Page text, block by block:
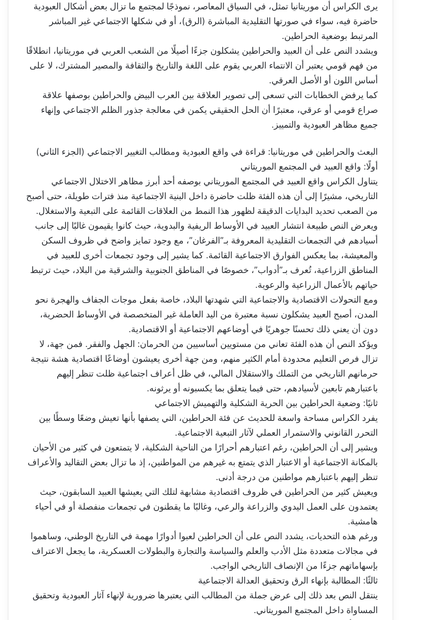
يرى الكراس أن موريتانيا تمثل، في السياق المعاصر، نموذجًا لمجتمع ما تزال بعض أشكال العبودية
حاضرة فيه، سواء في صورتها التقليدية المباشرة (الرق)، أو في شكلها الاجتماعي غير المباشر
المرتبط بوضعية الحراطين.
ويشدد النص على أن العبيد والحراطين يشكلون جزءًا أصيلًا من الشعب العربي في موريتانيا، انطلاقًا
من فهم قومي يعتبر أن الانتماء العربي يقوم على اللغة والتاريخ والثقافة والمصير المشترك، لا على
أساس اللون أو الأصل العرقي.
كما يرفض الخطابات التي تسعى إلى تصوير العلاقة بين العرب البيض والحراطين بوصفها علاقة
صراع قومي أو عرقي، معتبرًا أن الحل الحقيقي يكمن في معالجة جذور الظلم الاجتماعي وإنهاء
جميع مظاهر العبودية والتمييز.
البعث والحراطين في موريتانيا: قراءة في واقع العبودية ومطالب التغيير الاجتماعي (الجزء الثاني)
أولًا: واقع العبيد في المجتمع الموريتاني
يتناول الكراس واقع العبيد في المجتمع الموريتاني بوصفه أحد أبرز مظاهر الاختلال الاجتماعي
التاريخي، مشيرًا إلى أن هذه الفئة ظلت حاضرة داخل البنية الاجتماعية منذ فترات طويلة، حتى أصبح
من الصعب تحديد البدايات الدقيقة لظهور هذا النمط من العلاقات القائمة على التبعية والاستغلال.
ويعرض النص طبيعة انتشار العبيد في الأوساط الريفية والبدوية، حيث كانوا يقيمون غالبًا إلى جانب
أسيادهم في التجمعات التقليدية المعروفة بـ”الفرغان”، مع وجود تمايز واضح في ظروف السكن
والمعيشة، بما يعكس الفوارق الاجتماعية القائمة. كما يشير إلى وجود تجمعات أخرى للعبيد في
المناطق الزراعية، تُعرف بـ”أدواب”، خصوصًا في المناطق الجنوبية والشرقية من البلاد، حيث ترتبط
حياتهم بالأعمال الزراعية والرعوية.
ومع التحولات الاقتصادية والاجتماعية التي شهدتها البلاد، خاصة بفعل موجات الجفاف والهجرة نحو
المدن، أصبح العبيد يشكلون نسبة معتبرة من اليد العاملة غير المتخصصة في الأوساط الحضرية،
دون أن يعني ذلك تحسنًا جوهريًا في أوضاعهم الاجتماعية أو الاقتصادية.
ويؤكد النص أن هذه الفئة تعاني من مستويين أساسيين من الحرمان: الجهل والفقر. فمن جهة، لا
تزال فرص التعليم محدودة أمام الكثير منهم، ومن جهة أخرى يعيشون أوضاعًا اقتصادية هشة نتيجة
حرمانهم التاريخي من التملك والاستقلال المالي، في ظل أعراف اجتماعية ظلت تنظر إليهم
باعتبارهم تابعين لأسيادهم، حتى فيما يتعلق بما يكسبونه أو يرثونه.
ثانيًا: وضعية الحراطين بين الحرية الشكلية والتهميش الاجتماعي
يفرد الكراس مساحة واسعة للحديث عن فئة الحراطين، التي يصفها بأنها تعيش وضعًا وسطًا بين
التحرر القانوني والاستمرار العملي لآثار التبعية الاجتماعية.
ويشير إلى أن الحراطين، رغم اعتبارهم أحرارًا من الناحية الشكلية، لا يتمتعون في كثير من الأحيان
بالمكانة الاجتماعية أو الاعتبار الذي يتمتع به غيرهم من المواطنين، إذ ما تزال بعض التقاليد والأعراف
تنظر إليهم باعتبارهم مواطنين من درجة أدنى.
ويعيش كثير من الحراطين في ظروف اقتصادية مشابهة لتلك التي يعيشها العبيد السابقون، حيث
يعتمدون على العمل اليدوي والزراعة والرعي، وغالبًا ما يقطنون في تجمعات منفصلة أو في أحياء
هامشية.
ورغم هذه التحديات، يشدد النص على أن الحراطين لعبوا أدوارًا مهمة في التاريخ الوطني، وساهموا
في مجالات متعددة مثل الأدب والعلم والسياسة والتجارة والبطولات العسكرية، ما يجعل الاعتراف
بإسهاماتهم جزءًا من الإنصاف التاريخي الواجب.
ثالثًا: المطالبة بإنهاء الرق وتحقيق العدالة الاجتماعية
ينتقل النص بعد ذلك إلى عرض جملة من المطالب التي يعتبرها ضرورية لإنهاء آثار العبودية وتحقيق
المساواة داخل المجتمع الموريتاني.